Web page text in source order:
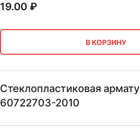
19.00₽
В КОРЗИНУ
Стеклопластиковая
60722703-2010